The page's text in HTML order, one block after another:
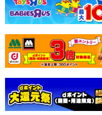
配送日、配送時間が異なる可
カート機能をご利用の場合は
発送日カレンダー